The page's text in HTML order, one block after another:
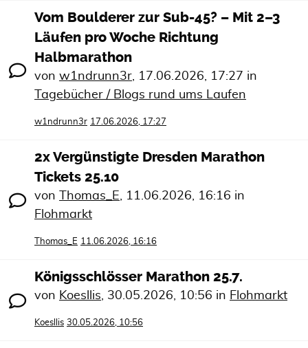
Vom Boulderer zur Sub-45? – Mit 2–3
Läufen pro Woche Richtung
Halbmarathon
von w1ndrunn3r, 17.06.2026, 17:27 in
Tagebücher / Blogs rund ums Laufen
w1ndrunn3r 17.06.2026, 17:27
2x Vergünstigte Dresden Marathon
Tickets 25.10
von Thomas_E, 11.06.2026, 16:16 in
Flohmarkt
Thomas_E 11.06.2026, 16:16
Königsschlösser Marathon 25.7.
von Koesllis, 30.05.2026, 10:56 in Flohmarkt
Koesllis 30.05.2026, 10:56